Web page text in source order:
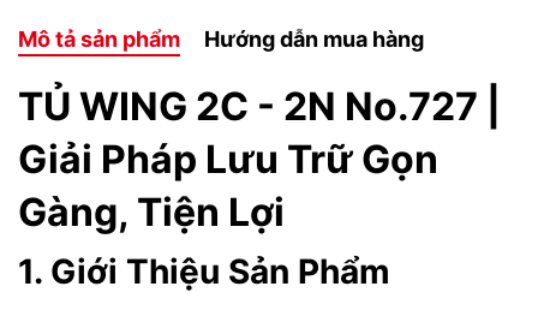
Mô tả sản phẩm Hướng dẫn mua hàng
TỦ WING 2C - 2N No.727 |
Giải Pháp Lưu Trữ Gọn
Gàng, Tiện Lợi
1. Giới Thiệu Sản Phẩm